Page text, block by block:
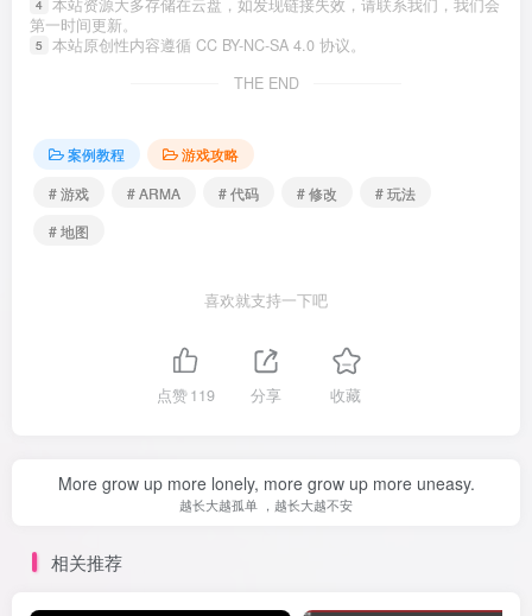
4 本站资源大多存储在云盘，如发现链接失效，请联系我们，我们会
第一时间更新。
5
本站原创性内容遵循 CC BY-NC-SA 4.0 协议。
THE END
案例教程
游戏攻略
# 游戏
# ARMA # 代码 # 修改
# 玩法
# 地图
喜欢就支持一下吧
点赞119 分享 收藏
More grow up more lonely, more grow up more uneasy.
越长大越孤单 ，越长大越不安
相关推荐